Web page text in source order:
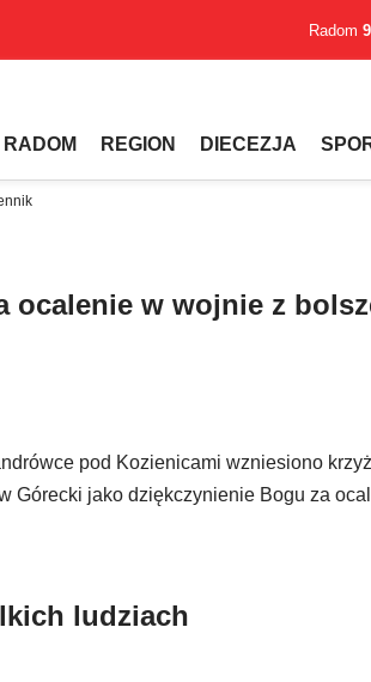
Radom
RADOM REGION DIECEZJA
ocalenie w wojnie z
pod Kozienicami wzniesiono
Górecki jako dziękczynienie Bogu za
ludziach